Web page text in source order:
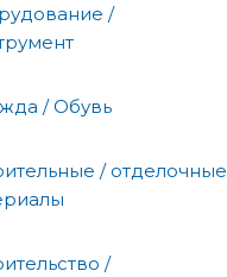
/
/ Обувь
/ отделочные
/